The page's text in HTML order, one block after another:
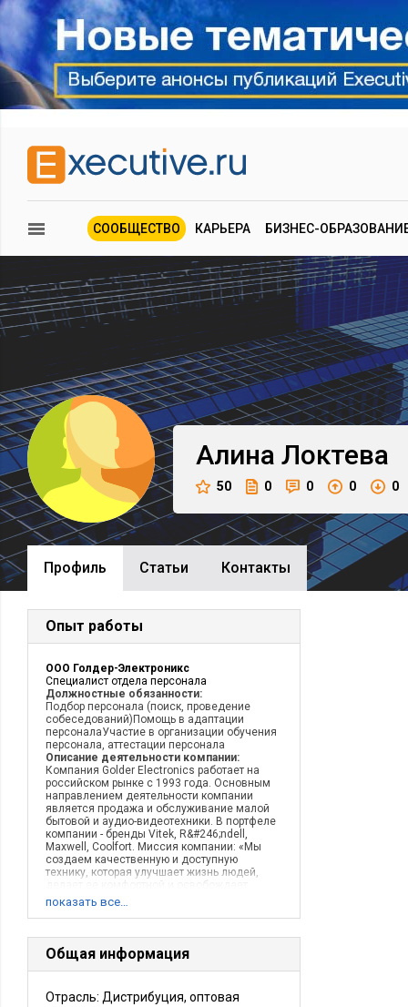
СООБЩЕСТВО КАРЬЕРА БИЗНЕС-
Алина Локтева
50 0 0 0 0
Профиль Cтатьи Контакты
Опыт работы
ООО Голдер-Электроникс
Специалист отдела персонала
Должностные обязанности:
Подбор персонала (поиск, проведение
собеседований)Помощь в адаптации
персоналаУчастие в организации обучения
персонала, аттестации персонала
Описание деятельности компании:
Компания Golder Electronics работает на
российском рынке с 1993 года. Основным
направлением деятельности компании
является продажа и обслуживание малой
бытовой и аудио-видеотехники. В портфеле
компании - бренды Vitek, R&#246;ndell,
Maxwell, Coolfort. Миссия компании: «Мы
создаем качественную и доступную
технику, которая улучшает жизнь людей,
время для отдыха и общения».
показать все…
Общая информация
Отрасль: Дистрибуция, оптовая